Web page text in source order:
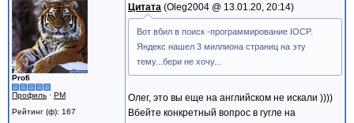
Profi
Профиль · PM
Рейтинг (ф): 167
Цитата Oleg2004 @ 13.01.20, 20:14
Вот вбил в поиск -программирование IOCP.
Яндекс нашел 3 миллиона страниц на эту
тему...бери не хочу...
Олег, это вы еще на английском не искали ))))
Вбейте конкретный вопрос в гугле на